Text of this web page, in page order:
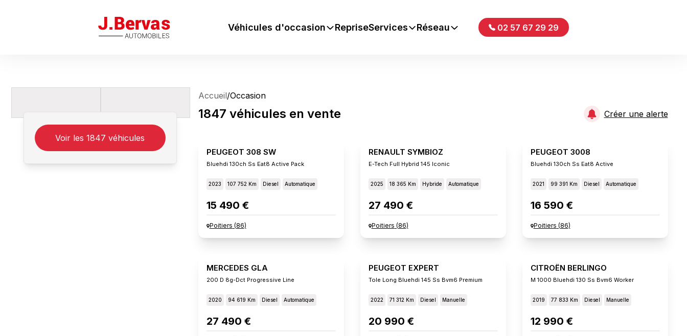
J.Bervas Véhicules d'occasion RepriseServices Réseau 02 57 67 29 29
Voir les 1847 véhicules
Accueil/Occasion
1847 véhicules en vente Créer une alerte
PEUGEOT 308 SW
Bluehdi 130ch Ss Eat8 Active Pack
2023 107 752 Km Diesel Automatique
15 490 €
Poitiers (86)
RENAULT SYMBIOZ
E-Tech Full Hybrid 145 Iconic
2025 18 365 Km Hybride Automatique
27 490 €
Poitiers (86)
PEUGEOT 3008
Bluehdi 130ch Ss Eat8 Active
2021 99 391 Km Diesel Automatique
16 590 €
Poitiers (86)
MERCEDES GLA
200 D 8g-Dct Progressive Line
2020 94 619 Km Diesel Automatique
27 490 €
PEUGEOT EXPERT
Tole Long Bluehdi 145 Ss Bvm6 Premium
2022 71 312 Km Diesel Manuelle
20 990 €
CITROËN BERLINGO
M 1000 Bluehdi 130 Ss Bvm6 Worker
2019 77 833 Km Diesel Manuelle
12 990 €